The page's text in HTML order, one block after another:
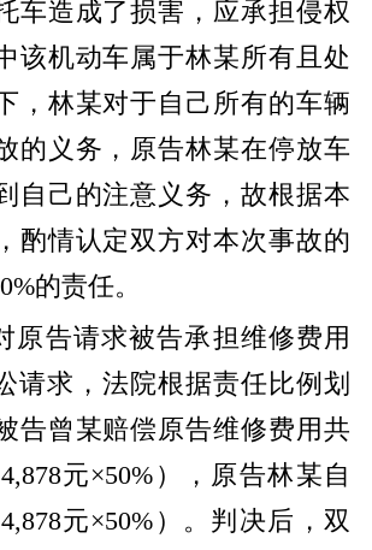
车造成了损害，应承担侵权
该机动车属于林某所有且处
，林某对于自己所有的车辆
的义务，原告林某在停放车
自己的注意义务，故根据本
酌情认定双方对本次事故的
的责任。
原告请求被告承担维修费用
请求，法院根据责任比例划
告曾某赔偿原告维修费用共
元×50%），原告林某自
元×50%）。判决后，双